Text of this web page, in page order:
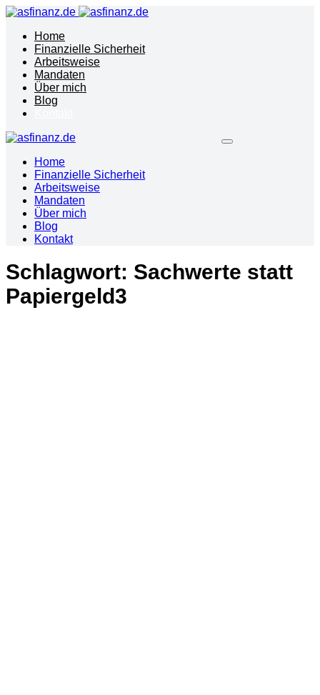
Home
Finanzielle Sicherheit
Arbeitsweise
Mandaten
Über mich
Blog
Home
Finanzielle Sicherheit
Arbeitsweise
Mandaten
Über mich
Blog
Kontakt
Schlagwort: Sachwerte statt
Papiergeld3